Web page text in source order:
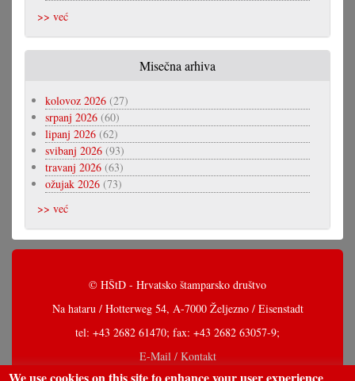
>> već
Misečna arhiva
kolovoz 2026 (27)
srpanj 2026 (60)
lipanj 2026 (62)
svibanj 2026 (93)
travanj 2026 (63)
ožujak 2026 (73)
>> već
© HŠtD - Hrvatsko štamparsko društvo
Na hataru / Hotterweg 54, A-7000 Željezno / Eisenstadt
tel: +43 2682 61470; fax: +43 2682 63057-9;
E-Mail / Kontakt